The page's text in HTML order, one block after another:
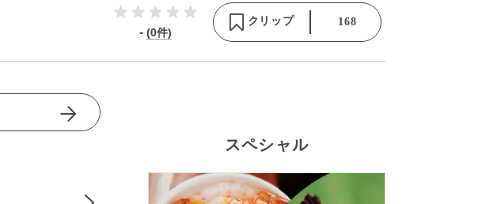
- (0件)
クリップ 168
スペシャル